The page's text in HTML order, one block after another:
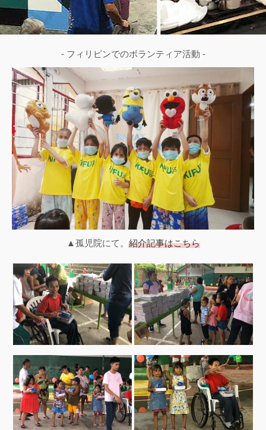
- フィリピンでのボランティア活動 -
▲孤児院にて。 紹介記事はこちら